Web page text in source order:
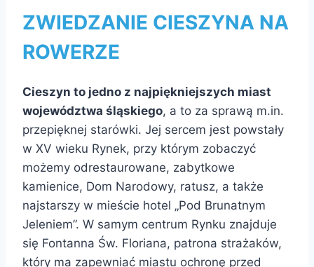
ZWIEDZANIE CIESZYNA NA
ROWERZE
Cieszyn to jedno z najpiękniejszych miast
województwa śląskiego, a to za sprawą m.in.
przepięknej starówki. Jej sercem jest powstały
w XV wieku Rynek, przy którym zobaczyć
możemy odrestaurowane, zabytkowe
kamienice, Dom Narodowy, ratusz, a także
najstarszy w mieście hotel „Pod Brunatnym
Jeleniem”. W samym centrum Rynku znajduje
się Fontanna Św. Floriana, patrona strażaków,
który ma zapewniać miastu ochronę przed